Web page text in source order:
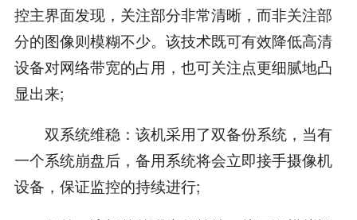
控主界面发现，关注部分非常清晰，而非关注部
分的图像则模糊不少。该技术既可有效降低高清
设备对网络带宽的占用，也可关注点更细腻地凸
显出来;
双系统维稳：该机采用了双备份系统，当有
一个系统崩盘后，备用系统将会立即接手摄像机
设备，保证监控的持续进行;